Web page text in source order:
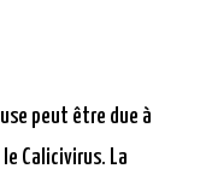
peut être due à
Calicivirus. La